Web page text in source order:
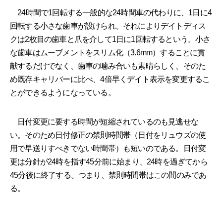
24時間で1回転する一般的な24時間車の代わりに、1日に4
回転する小さな歯車が設けられ、それによりデイトディス
クは2枚目の歯車と爪を介して1日に1回転するという。小さ
な歯車はムーブメントをスリム化（3.6mm）することに貢
献するだけでなく、歯車の噛み合いも素晴らしく、そのた
め既存キャリバーに比べ、4倍早くデイト表示を変更するこ
とができるようになっている。
日付変更に要する時間が短縮されているのも見逃せな
い。そのため日付修正の禁則時間帯（日付をリュウズの使
用で早送りすべきでない時間帯）も短いのである。日付変
更は分針が24時を指す45分前に始まり、24時を過ぎてから
45分後に終了する。つまり、禁則時間帯はこの間のみであ
る。